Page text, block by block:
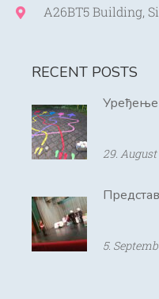
A26BT5 Building,
RECENT POSTS
Уређење
29. August
5.